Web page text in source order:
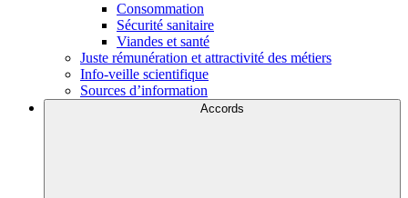
Consommation
Sécurité sanitaire
Viandes et santé
Juste rémunération et attractivité des métiers
Info-veille scientifique
Sources d’information
Accords